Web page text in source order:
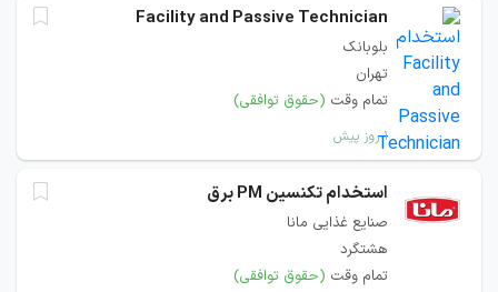
Facility and Passive Technician
بلوبانک
تهران
تمام وقت (حقوق توافقی)
۱ روز پیش
استخدام تکنسین PM برق
صنایع غذایی مانا
هشتگرد
تمام وقت (حقوق توافقی)